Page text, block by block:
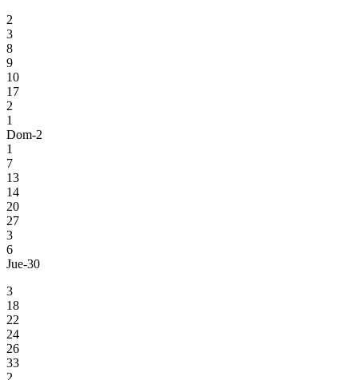
2
3
8
9
10
17
2
1
Dom-2
1
7
13
14
20
27
3
6
Jue-30
3
18
22
24
26
33
2